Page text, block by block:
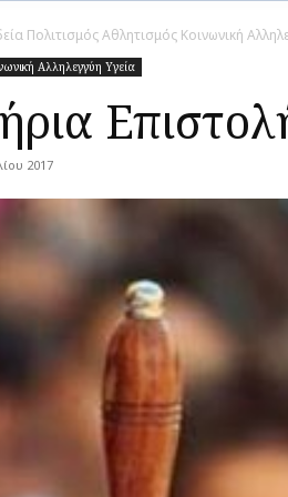
Πολιτισμός Αθλητισμός Κοινωνική
Αλληλεγγύη Υγεία
2017